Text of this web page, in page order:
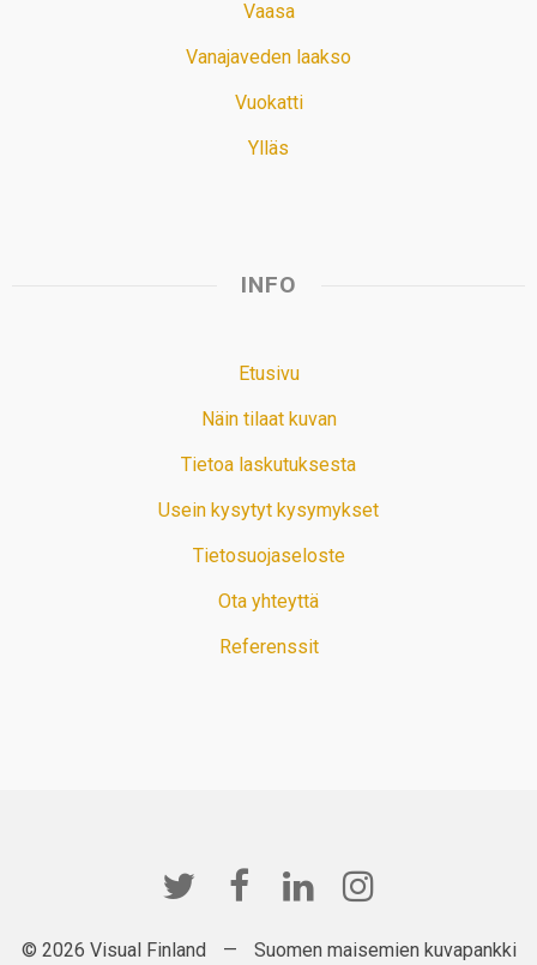
Vaasa
Vanajaveden laakso
Vuokatti
Ylläs
INFO
Etusivu
Näin tilaat kuvan
Tietoa laskutuksesta
Usein kysytyt kysymykset
Tietosuojaseloste
Ota yhteyttä
Referenssit
© 2026 Visual Finland — Suomen maisemien kuvapankki